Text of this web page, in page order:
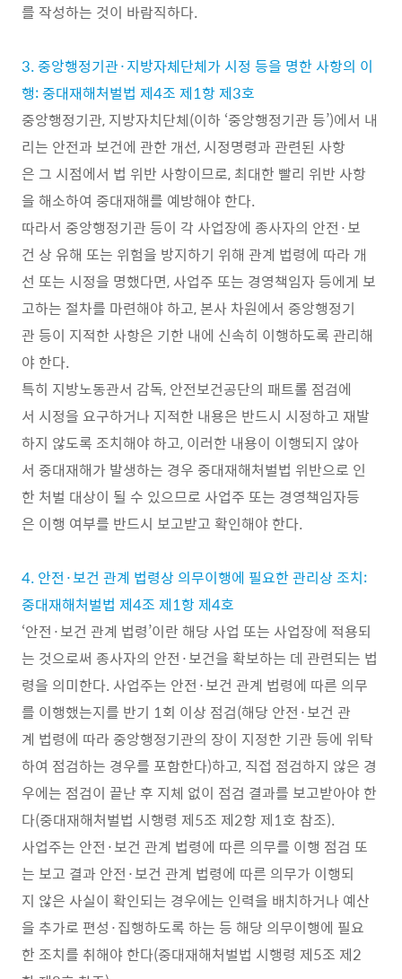
를 작성하는 것이 바람직하다.
3. 중앙행정기관·지방자체단체가 시정 등을 명한 사항의 이
행: 중대재해처벌법 제4조 제1항 제3호
중앙행정기관, 지방자치단체(이하 ‘중앙행정기관 등’)에서 내
리는 안전과 보건에 관한 개선, 시정명령과 관련된 사항
은 그 시점에서 법 위반 사항이므로, 최대한 빨리 위반 사항
을 해소하여 중대재해를 예방해야 한다.
따라서 중앙행정기관 등이 각 사업장에 종사자의 안전·보
건 상 유해 또는 위험을 방지하기 위해 관계 법령에 따라 개
선 또는 시정을 명했다면, 사업주 또는 경영책임자 등에게 보
고하는 절차를 마련해야 하고, 본사 차원에서 중앙행정기
관 등이 지적한 사항은 기한 내에 신속히 이행하도록 관리해
야 한다.
특히 지방노동관서 감독, 안전보건공단의 패트롤 점검에
서 시정을 요구하거나 지적한 내용은 반드시 시정하고 재발
하지 않도록 조치해야 하고, 이러한 내용이 이행되지 않아
서 중대재해가 발생하는 경우 중대재해처벌법 위반으로 인
한 처벌 대상이 될 수 있으므로 사업주 또는 경영책임자등
은 이행 여부를 반드시 보고받고 확인해야 한다.
4. 안전·보건 관계 법령상 의무이행에 필요한 관리상 조치:
중대재해처벌법 제4조 제1항 제4호
‘안전·보건 관계 법령’이란 해당 사업 또는 사업장에 적용되
는 것으로써 종사자의 안전·보건을 확보하는 데 관련되는 법
령을 의미한다. 사업주는 안전·보건 관계 법령에 따른 의무
를 이행했는지를 반기 1회 이상 점검(해당 안전·보건 관
계 법령에 따라 중앙행정기관의 장이 지정한 기관 등에 위탁
하여 점검하는 경우를 포함한다)하고, 직접 점검하지 않은 경
우에는 점검이 끝난 후 지체 없이 점검 결과를 보고받아야 한
다(중대재해처벌법 시행령 제5조 제2항 제1호 참조).
사업주는 안전·보건 관계 법령에 따른 의무를 이행 점검 또
는 보고 결과 안전·보건 관계 법령에 따른 의무가 이행되
지 않은 사실이 확인되는 경우에는 인력을 배치하거나 예산
을 추가로 편성·집행하도록 하는 등 해당 의무이행에 필요
한 조치를 취해야 한다(중대재해처벌법 시행령 제5조 제2